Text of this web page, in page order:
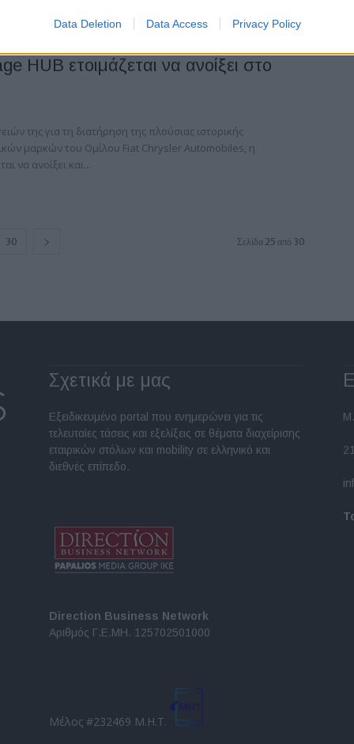
Data Deletion Data Access Privacy Policy
HUB ετοιμάζεται να ανοίξει στο
της για τη διατήρηση της πλούσιας ιστορικής
μαρκών του Ομίλου Fiat Chrysler Automobiles, η
να ανοίξει και...
30 Σελίδα 25 από 30
Σχετικά με μας
Εξειδικευμένο portal που ενημερώνει για τις
τελευταίες τάσεις και εξελίξεις σε θέματα διαχείρισης
εταιρικών στόλων και mobility σε ελληνικό και
διεθνές επίπεδο.
Direction Business Network
Αριθμός Γ.Ε.ΜΗ. 125702501000
Μέλος #232469 Μ.Η.Τ.